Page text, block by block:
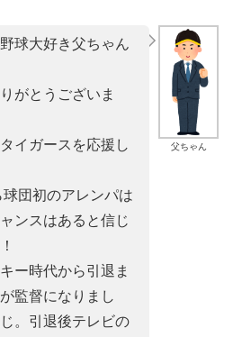
父ちゃん
球大好き父ちゃん
がとうございま
イガースを応援し
団初のアレンパは
ンスはあると信じ
ー時代から引退ま
監督になりまし
。引退後テレビの